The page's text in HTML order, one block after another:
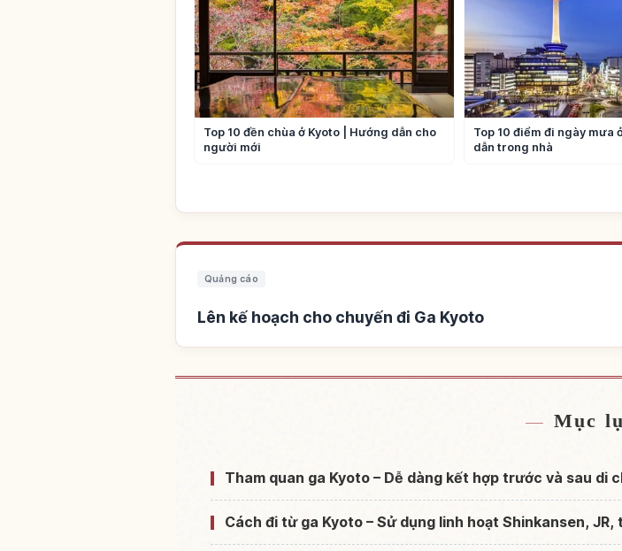
Top 10 đền chùa ở Kyoto | Hướng dẫn cho
người mới
Top 10 điểm đi ngày mưa
dẫn trong nhà
Quảng cáo
Lên kế hoạch cho chuyến đi Ga Kyoto
Mục
Tham quan ga Kyoto – Dễ dàng kết hợp trước và sau di
Cách đi từ ga Kyoto – Sử dụng linh hoạt Shinkansen, JR,